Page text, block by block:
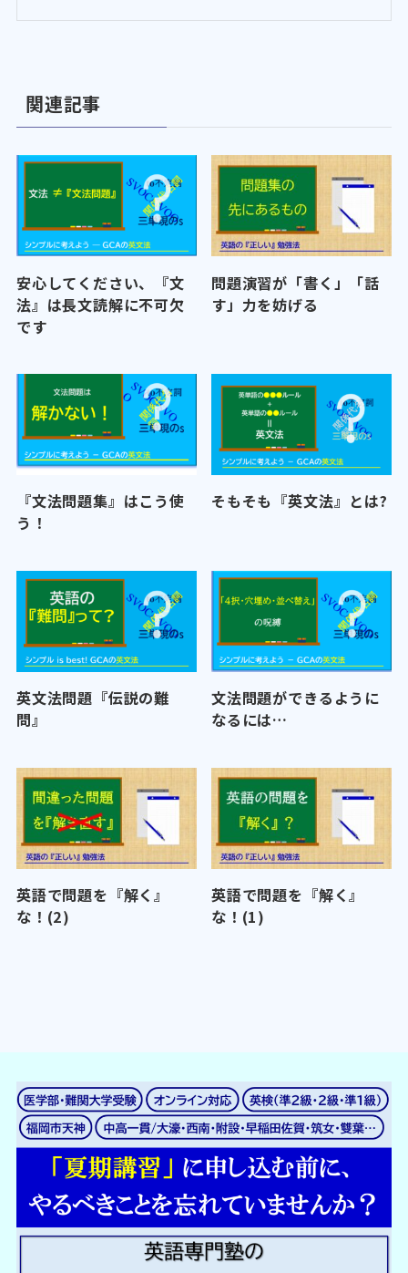
関連記事
安心してください、『文
法』は長文読解に不可欠
です
問題演習が「書く」「話
す」力を妨げる
『文法問題集』はこう使
う！
そもそも『英文法』とは?
英文法問題『伝説の難
問』
文法問題ができるように
なるには…
英語で問題を『解く』
な！(2)
英語で問題を『解く』
な！(1)